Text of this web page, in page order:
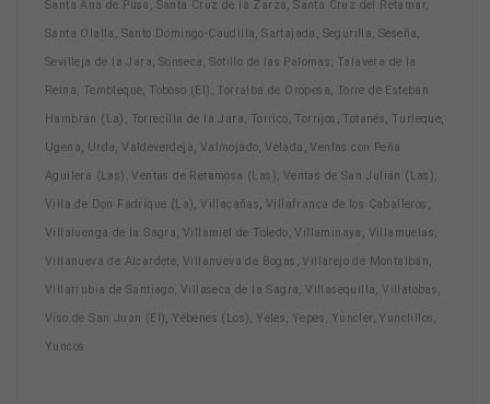
Santa Ana de Pusa, Santa Cruz de la Zarza, Santa Cruz del Retamar,
Santa Olalla, Santo Domingo-Caudilla, Sartajada, Segurilla, Seseña,
Sevilleja de la Jara, Sonseca, Sotillo de las Palomas, Talavera de la
Reina, Tembleque, Toboso (El), Torralba de Oropesa, Torre de Esteban
Hambrán (La), Torrecilla de la Jara, Torrico, Torrijos, Totanés, Turleque,
Ugena, Urda, Valdeverdeja, Valmojado, Velada, Ventas con Peña
Aguilera (Las), Ventas de Retamosa (Las), Ventas de San Julián (Las),
Villa de Don Fadrique (La), Villacañas, Villafranca de los Caballeros,
Villaluenga de la Sagra, Villamiel de Toledo, Villaminaya, Villamuelas,
Villanueva de Alcardete, Villanueva de Bogas, Villarejo de Montalbán,
Villarrubia de Santiago, Villaseca de la Sagra, Villasequilla, Villatobas,
Viso de San Juan (El), Yébenes (Los), Yeles, Yepes, Yuncler, Yunclillos,
Yuncos